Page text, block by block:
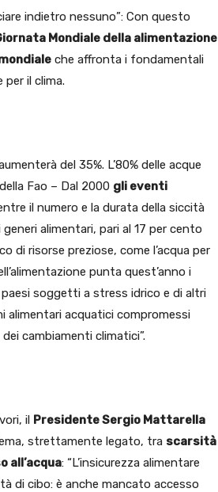
indietro nessuno”: Con questo
Mondiale della alimentazione
che affronta i fondamentali
per il clima.
del 35%. L’80% delle acque
Fao – Dal 2000 gli eventi
il numero e la durata della siccità
alimentari, pari al 17 per cento
di risorse preziose, come l’acqua per
punta quest’anno i
soggetti a stress idrico e di altri
acquatici compromessi
cambiamenti climatici”.
il Presidente Sergio Mattarella
strettamente legato, tra scarsità
all’acqua: “L’insicurezza alimentare
di cibo: è anche mancato accesso